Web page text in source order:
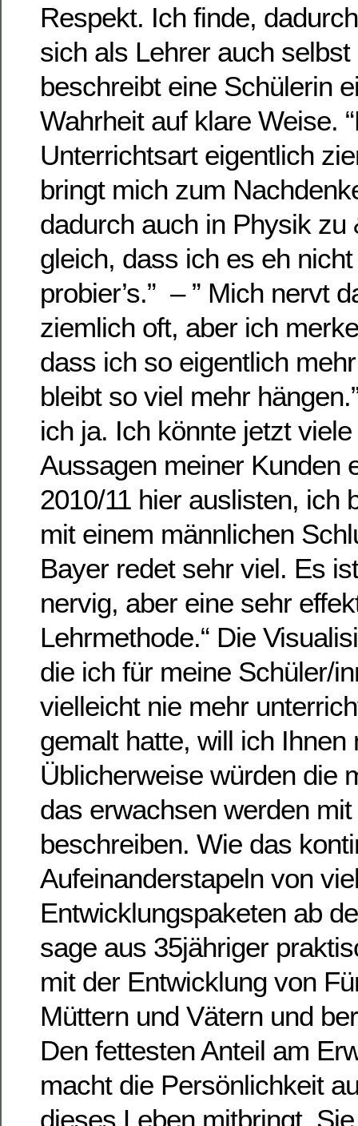
Respekt. Ich finde,
sich als Lehrer auch
beschreibt eine Schülerin
Wahrheit auf klare Weise.
Unterrichtsart eigentlich
bringt mich zum
dadurch auch in Physik zu
gleich, dass ich es eh
probier’s.” – ” Mich nervt
ziemlich oft, aber ich
dass ich so eigentlich
bleibt so viel mehr
ich ja. Ich könnte jetzt
Aussagen meiner Kunden
2010/11 hier auslisten, ich
mit einem männlichen
Bayer redet sehr viel. Es
nervig, aber eine sehr
Lehrmethode.“ Die
die ich für meine Schüler/
vielleicht nie mehr
gemalt hatte, will ich Ihnen
Üblicherweise würden die
das erwachsen werden
beschreiben. Wie das
Aufeinanderstapeln von
Entwicklungspaketen ab
sage aus 35jähriger
mit der Entwicklung von
Müttern und Vätern und
Den fettesten Anteil am
macht die Persönlichkeit
dieses Leben mitbringt.